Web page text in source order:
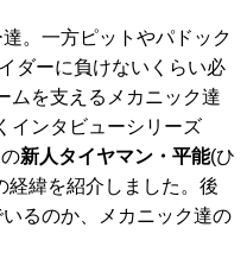
。一方ピットやパドック
ダーに負けないくらい必
ムを支えるメカニック達
インタビューシリーズ
新人タイヤマン・平能(ひ
経緯を紹介しました。後
るのか、メカニック達の